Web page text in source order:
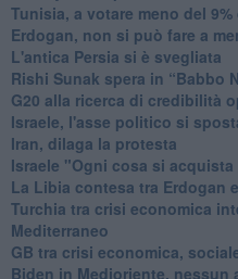
Tunisia, a votare meno del
Erdogan, non si può fare a
L'antica Persia si è svegliata
Rishi Sunak spera in “Babbo
G20 alla ricerca di credibilità
Israele, l'asse politico si
Iran, dilaga la protesta
Israele "Ogni cosa si
La Libia contesa tra Erdogan
Turchia tra crisi economica
Mediterraneo
GB tra crisi economica,
Biden in Medioriente, nessun